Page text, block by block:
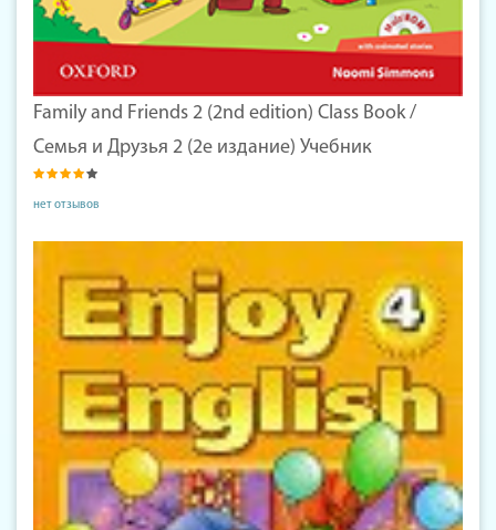
Family and Friends 2 (2nd edition) Class Book /
Семья и Друзья 2 (2е издание) Учебник
нет отзывов